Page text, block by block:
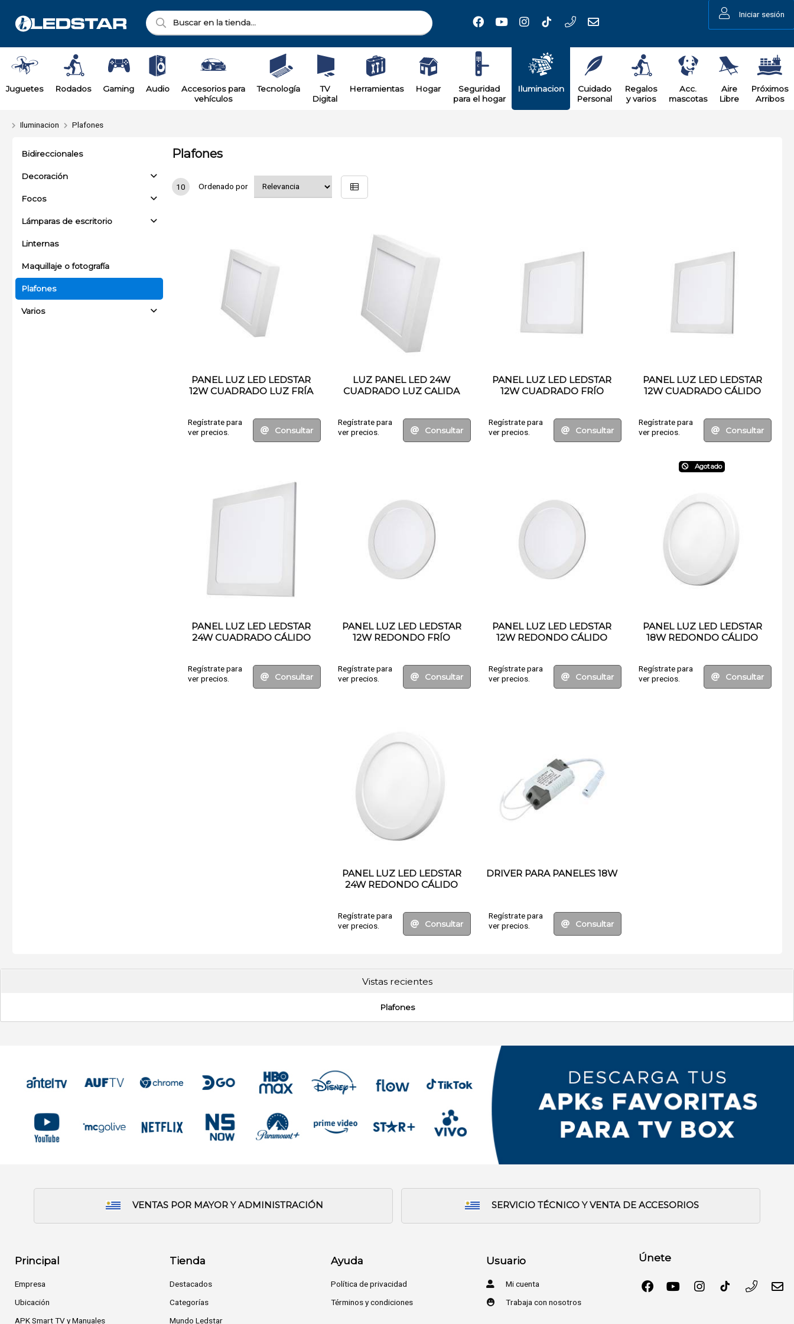
Iniciar sesión
Juguetes Rodados Gaming Audio
Accesorios para
vehículos
Tecnología
TV
Digital
Herramientas Hogar
Seguridad
para el hogar
Iluminacion
Cuidado
Personal
Regalos
y varios
Acc.
mascotas
Aire
Libre
Próximos
Arribos
Iluminacion Plafones
Bidireccionales
Decoración
Focos
Lámparas de escritorio
Linternas
Maquillaje o fotografía
Plafones
Varios
Plafones
10 Ordenado por
PANEL LUZ LED LEDSTAR
12W CUADRADO LUZ FRÍA
Regístrate para
ver precios.
Consultar
LUZ PANEL LED 24W
CUADRADO LUZ CALIDA
Regístrate para
ver precios.
Consultar
PANEL LUZ LED LEDSTAR
12W CUADRADO FRÍO
Regístrate para
ver precios.
Consultar
PANEL LUZ LED LEDSTAR
12W CUADRADO CÁLIDO
Regístrate para
ver precios.
Consultar
PANEL LUZ LED LEDSTAR
24W CUADRADO CÁLIDO
Regístrate para
ver precios.
Consultar
PANEL LUZ LED LEDSTAR
12W REDONDO FRÍO
Regístrate para
ver precios.
Consultar
PANEL LUZ LED LEDSTAR
12W REDONDO CÁLIDO
Regístrate para
ver precios.
Consultar
Agotado
PANEL LUZ LED LEDSTAR
18W REDONDO CÁLIDO
Regístrate para
ver precios.
Consultar
PANEL LUZ LED LEDSTAR
24W REDONDO CÁLIDO
Regístrate para
ver precios.
Consultar
DRIVER PARA PANELES 18W
Regístrate para
ver precios.
Consultar
Vistas recientes
Plafones
VENTAS POR MAYOR Y ADMINISTRACIÓN SERVICIO TÉCNICO Y VENTA DE ACCESORIOS
Principal
Empresa
Ubicación
APK Smart TV y Manuales
Tienda
Destacados
Categorías
Mundo Ledstar
Ayuda
Política de privacidad
Términos y condiciones
Usuario
Mi cuenta
Trabaja con nosotros
Únete